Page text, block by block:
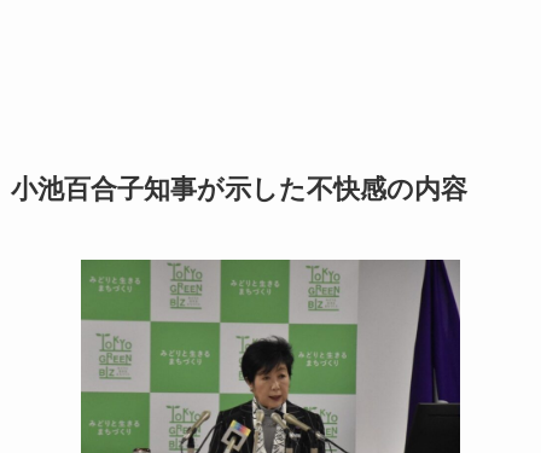
小池百合子知事が示した不快感の内容